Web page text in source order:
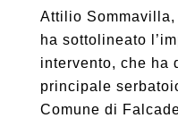
Attilio
ha sottolineato
intervento, che ha
principale
Comune di